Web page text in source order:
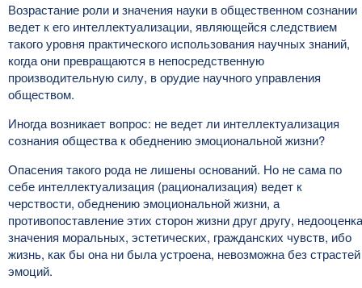
Возрастание роли и значения науки в общественном сознании
ведет к его интеллектуализации, являющейся следствием
такого уровня практического использования научных знаний,
когда они превращаются в непосредственную
производительную силу, в орудие научного управления
обществом.
Иногда возникает вопрос: не ведет ли интеллектуализация
сознания общества к обеднению эмоциональной жизни?
Опасения такого рода не лишены оснований. Но не сама по
себе интеллектуализация (рационализация) ведет к
черствости, обеднению эмоциональной жизни, а
противопоставление этих сторон жизни друг другу, недооценка
значения моральных, эстетических, гражданских чувств, ибо
жизнь, как бы она ни была устроена, невозможна без
эмоций.